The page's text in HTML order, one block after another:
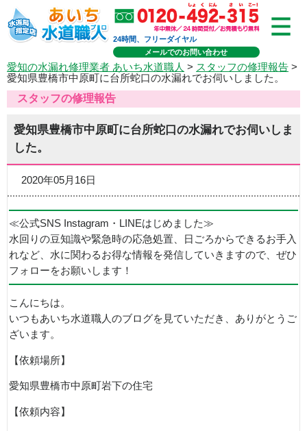
24時間、フリーダイヤル
メールでのお問い合わせ
愛知の水漏れ修理業者 あいち水道職人 > スタッフの修理報告 >
愛知県豊橋市中原町に台所蛇口の水漏れでお伺いしました。
スタッフの修理報告
愛知県豊橋市中原町に台所蛇口の水漏れでお伺いしま
した。
2020年05月16日
≪公式SNS Instagram・LINEはじめました≫
水回りの豆知識や緊急時の応急処置、日ごろからできるお手入
れなど、水に関わるお得な情報を発信していきますので、ぜひ
フォローをお願いします！
こんにちは。
いつもあいち水道職人のブログを見ていただき、ありがとうご
ざいます。
【依頼場所】
愛知県豊橋市中原町岩下の住宅
【依頼内容】